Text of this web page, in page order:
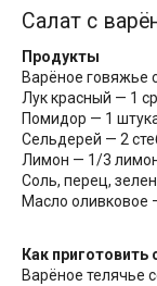
Салат с
Продукты
Варёное говяжье
Лук красный — 1
Помидор — 1
Сельдерей — 2
Лимон — 1/3
Соль, перец,
Масло оливковое
Как
Варёное телячье